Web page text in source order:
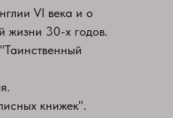
VI века и о
жизни 30-х годов.
книжек".